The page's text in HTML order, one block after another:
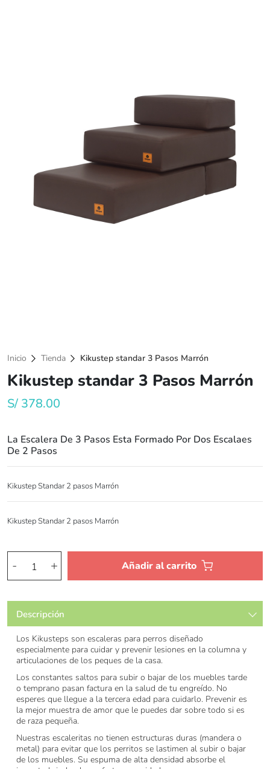
Inicio Tienda Kikustep standar 3 Pasos Marrón
Kikustep standar 3 Pasos Marrón
S/ 378.00
La Escalera De 3 Pasos Esta Formado Por Dos Escalaes
De 2 Pasos
Kikustep Standar 2 pasos Marrón
Kikustep Standar 2 pasos Marrón
standar
Pasos
Marrón
cantidad
+
- Añadir al carrito
Descripción
Los Kikusteps son escaleras para perros diseñado
especialmente para cuidar y prevenir lesiones en la columna y
articulaciones de los peques de la casa.
Los constantes saltos para subir o bajar de los muebles tarde
o temprano pasan factura en la salud de tu engreído. No
esperes que llegue a la tercera edad para cuidarlo. Prevenir es
la mejor muestra de amor que le puedes dar sobre todo si es
de raza pequeña.
Nuestras escaleritas no tienen estructuras duras (mandera o
metal) para evitar que los perritos se lastimen al subir o bajar
de los muebles. Su espuma de alta densidad absorbe el